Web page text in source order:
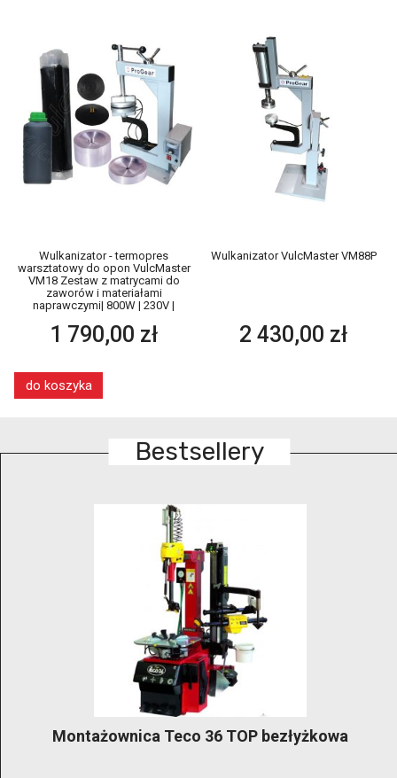
Wulkanizator - termopres
warsztatowy do opon VulcMaster
VM18 Zestaw z matrycami do
zaworów i materiałami
naprawczymi| 800W | 230V |
(1)
1 790,00 zł
do koszyka
Wulkanizator VulcMaster VM88P
2 430,00 zł
Bestsellery
Montażownica Teco 36 TOP bezłyżkowa